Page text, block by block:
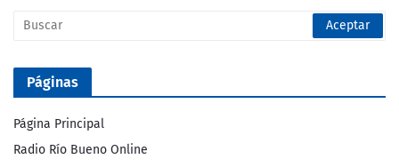
Páginas
Página Principal
Radio Río Bueno Online